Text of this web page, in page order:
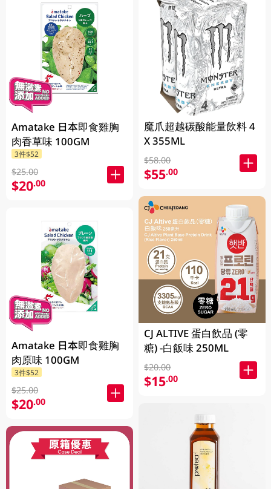
Amatake 日本即食雞胸
肉香草味 100GM
3件$52
$25.00
$20.00
Amatake 日本即食雞胸
肉原味 100GM
3件$52
$25.00
$20.00
魔爪超越碳酸能量飲料 4
X 355ML
$58.00
$55.00
CJ ALTIVE 蛋白飲品 (零
糖) -白飯味 250ML
$20.00
$15.00